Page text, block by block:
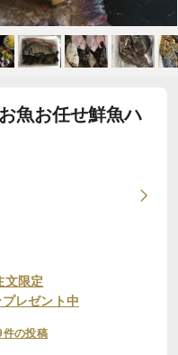
魚お任せ鮮魚ハ
限定
レゼント中
件の投稿